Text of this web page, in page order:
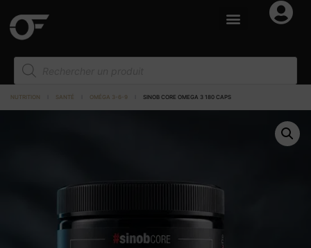
NUTRITION SANTÉ OMÉGA 3-6-9 SINOB CORE OMEGA 3 180 CAPS